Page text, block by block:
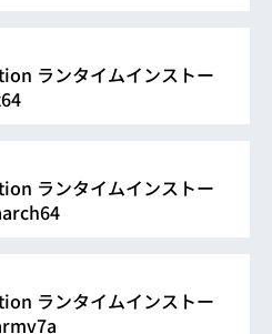
ランタイムインストー
ランタイムインストー
ランタイムインストー